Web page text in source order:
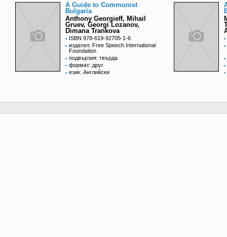
A Guide to Communist
Bulgaria
Anthony Georgieff, Mihail
Gruev, Georgi Lozanov,
Dimana Trankova
ISBN 978-619-92705-1-6
издател: Free Speech International
Foundation
подвързия: твърда
формат: друг
език: Английски